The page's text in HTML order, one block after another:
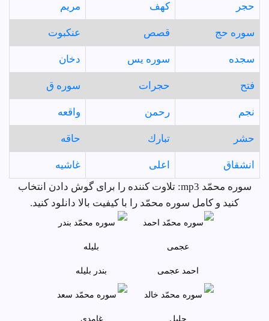
حجر كهف مريم
سوره حج قصص عنكبوت
سجده سوره يس دخان
فتح حجرات سوره ق
نجم رحمن واقعه
حشر تبارك حاقه
انشقاق اعلى
غاشيه
سوره محمّد mp3: تلاوت کننده را برای گوش دادن انتخاب
کنید و کامل سوره محمّد را با کیفیت بالا دانلود کنید.
احمد عجمى بندر بليله